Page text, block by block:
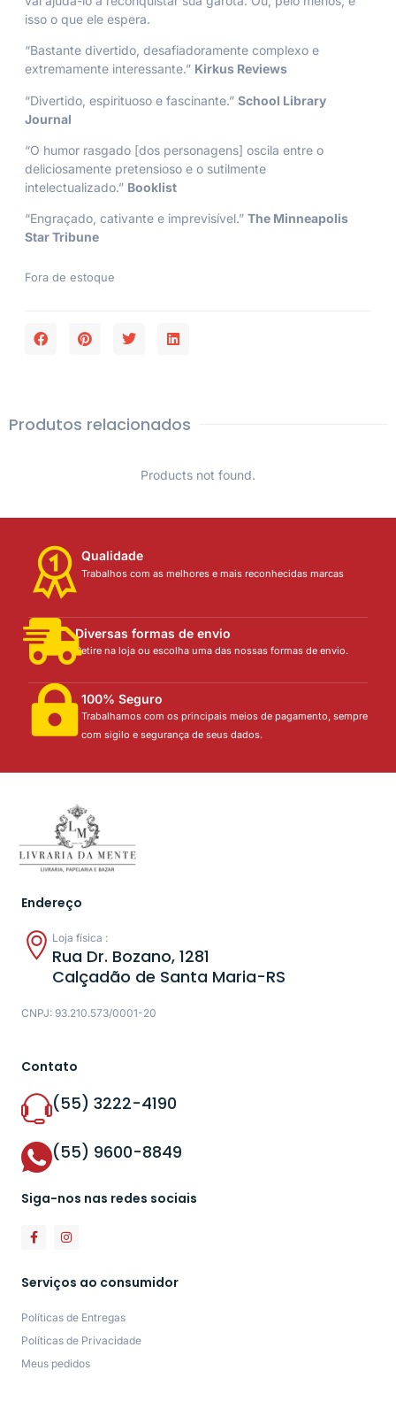
isso o que ele espera.
“Bastante divertido, desafiadoramente complexo e
extremamente interessante.” Kirkus Reviews
“Divertido, espirituoso e fascinante.” School Library
Journal
“O humor rasgado [dos personagens] oscila entre o
deliciosamente pretensioso e o sutilmente
intelectualizado.” Booklist
“Engraçado, cativante e imprevisível.” The Minneapolis
Star Tribune
Fora de estoque
Produtos relacionados
Products not found.
Qualidade
Trabalhos com as melhores e mais reconhecidas marcas
Diversas formas de envio
Retire na loja ou escolha uma das nossas formas de envio.
100% Seguro
Trabalhamos com os principais meios de pagamento, sempre
com sigilo e segurança de seus dados.
Endereço
Loja física :
Rua Dr. Bozano, 1281
Calçadão de Santa Maria-RS
CNPJ: 93.210.573/0001-20
Contato
(55) 3222-4190
(55) 9600-8849
Siga-nos nas redes sociais
Serviços ao consumidor
Políticas de Entregas
Políticas de Privacidade
Meus pedidos